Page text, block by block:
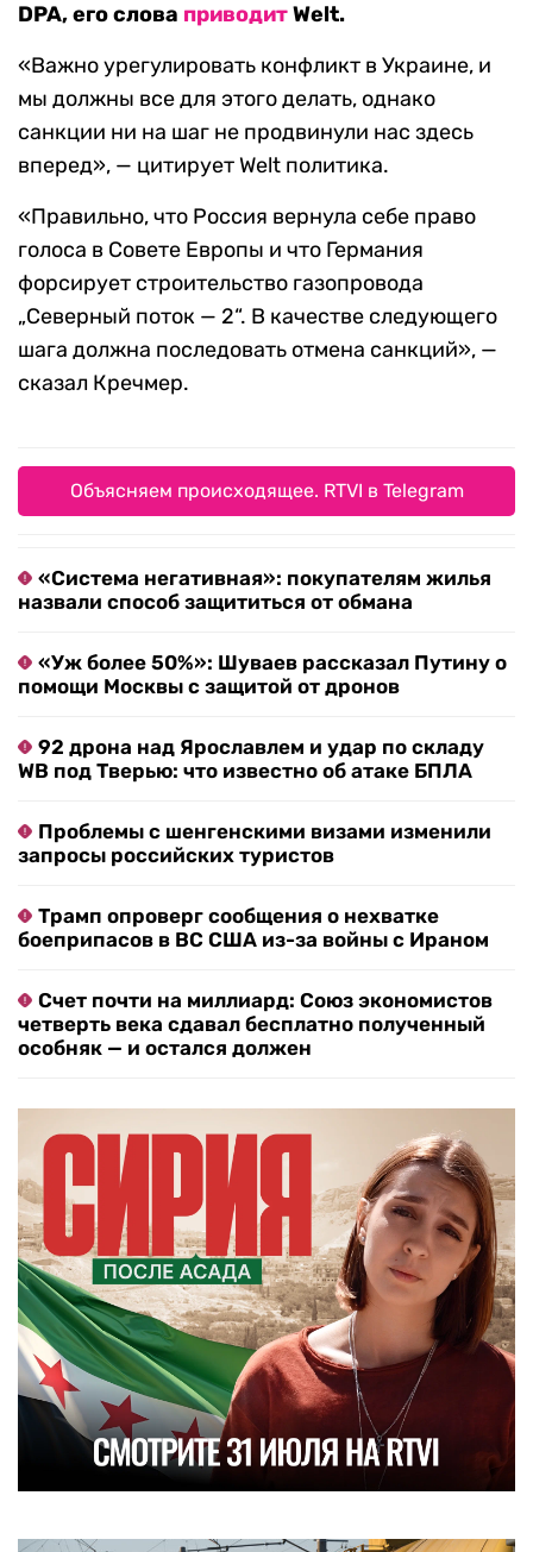
DPA, его слова приводитWelt.
«Важно урегулировать конфликт в Украине, и
мы должны все для этого делать, однако
санкции ни на шаг не продвинули нас здесь
вперед», — цитирует Welt политика.
«Правильно, что Россия вернула себе право
голоса в Совете Европы и что Германия
форсирует строительство газопровода
„Северный поток — 2“. В качестве следующего
шага должна последовать отмена санкций», —
сказал Кречмер.
Объясняем происходящее. RTVI в Telegram
«Система негативная»: покупателям жилья
назвали способ защититься от обмана
«Уж более 50%»: Шуваев рассказал Путину о
помощи Москвы с защитой от дронов
92 дрона над Ярославлем и удар по складу
WB под Тверью: что известно об атаке БПЛА
Проблемы с шенгенскими визами изменили
запросы российских туристов
Трамп опроверг сообщения о нехватке
боеприпасов в ВС США из-за войны с Ираном
Счет почти на миллиард: Союз экономистов
четверть века сдавал бесплатно полученный
особняк — и остался должен